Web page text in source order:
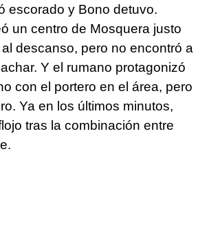
escorado y Bono detuvo.
un centro de Mosquera justo
descanso, pero no encontró a
Y el rumano protagonizó
con el portero en el área, pero
Ya en los últimos minutos,
tras la combinación entre